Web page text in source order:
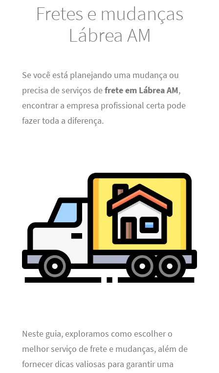
Fretes e mudanças
Lábrea AM
Se você está planejando uma mudança ou
precisa de serviços defrete em Lábrea AM,
encontrar a empresa profissional certa pode
fazer toda a diferença.
Neste guia, exploramos como escolher o
melhor serviço de frete e mudanças, além de
fornecer dicas valiosas para garantir uma